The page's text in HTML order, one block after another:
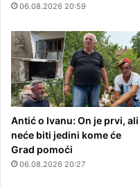
06.08.2026 20:59
Antić o Ivanu: On je prvi, ali
neće biti jedini kome će
Grad pomoći
06.08.2026 20:27